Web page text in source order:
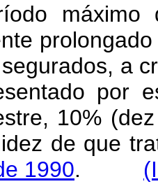
a
por
10%
de que
1990.